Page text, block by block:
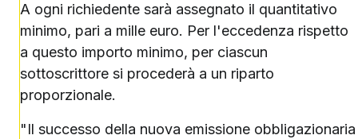
A ogni richiedente sarà assegnato il quantitativo
minimo, pari a mille euro. Per l'eccedenza rispetto
a questo importo minimo, per ciascun
sottoscrittore si procederà a un riparto
proporzionale.
"Il successo della nuova emissione obbligazionaria